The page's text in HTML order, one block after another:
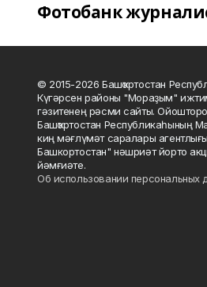
Фотобанк
© 2015-2026 Башҡортостан
Күгәрсен районы "Мораҙым"
гәзитенең рәсми сайты.
Башҡортостан Республикаһының
киң мәғлүмәт саралары
Башкортостан" нәшриәт йорто
йәмғиәте.
Об использовании персональных